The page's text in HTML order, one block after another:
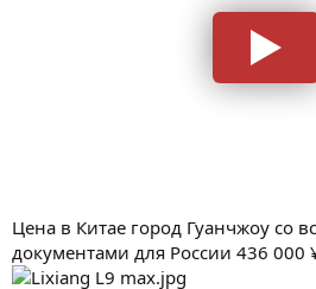
Цена в Китае город Гуанчжоу со
документами для России 436 000